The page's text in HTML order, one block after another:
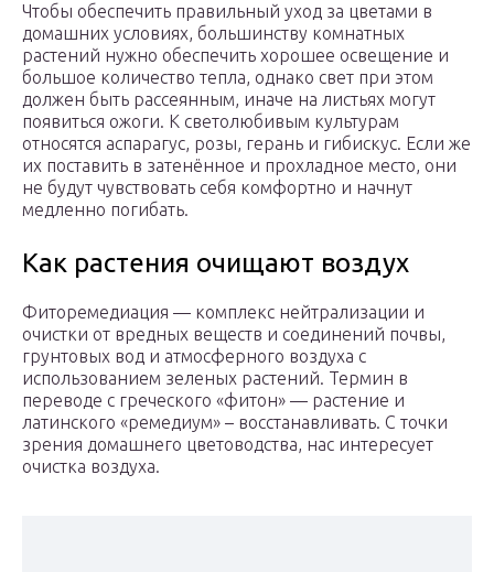
Чтобы обеспечить правильный уход за цветами в
домашних условиях, большинству комнатных
растений нужно обеспечить хорошее освещение и
большое количество тепла, однако свет при этом
должен быть рассеянным, иначе на листьях могут
появиться ожоги. К светолюбивым культурам
относятся аспарагус, розы, герань и гибискус. Если же
их поставить в затенённое и прохладное место, они
не будут чувствовать себя комфортно и начнут
медленно погибать.
Как растения очищают воздух
Фиторемедиация — комплекс нейтрализации и
очистки от вредных веществ и соединений почвы,
грунтовых вод и атмосферного воздуха с
использованием зеленых растений. Термин в
переводе с греческого «фитон» — растение и
латинского «ремедиум» – восстанавливать. С точки
зрения домашнего цветоводства, нас интересует
очистка воздуха.